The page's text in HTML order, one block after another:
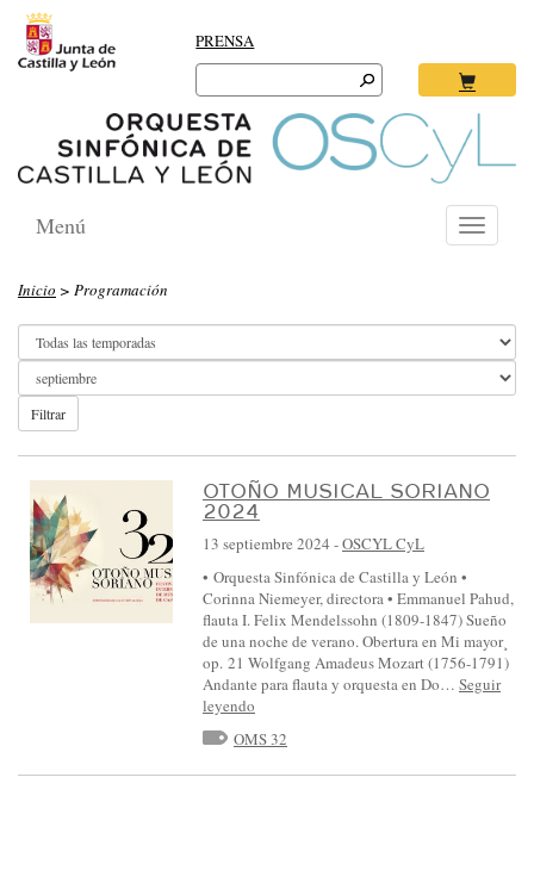
PRENSA
Search
for:
Toggle
Menú
O
R
Q
U
E
S
T
A
S
N
C
Inicio > Programación
Filtrar
OTOÑO MUSICAL SORIANO
2024
13 septiembre 2024 -OSCYL CyL
• Orquesta Sinfónica de Castilla y León •
Corinna Niemeyer, directora • Emmanuel Pahud,
flauta I. Felix Mendelssohn (1809-1847) Sueño
de una noche de verano. Obertura en Mi mayor¸
op. 21 Wolfgang Amadeus Mozart (1756-1791)
Andante para flauta y orquesta en Do… Seguir
leyendo
OMS 32